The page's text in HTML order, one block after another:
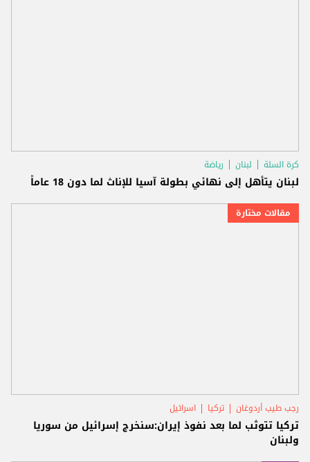
كرة السلة لبنان رياضة
لبنان يتأهل إلى نهائي بطولة آسيا للإناث لما دون 18 عاماً
مقالات مختارة
رجب طيب أردوغان تركيا اسرائيل
تركيا تتوثب لما بعد نفوذ إيران:سنخرج إسرائيل من سوريا
ولبنان